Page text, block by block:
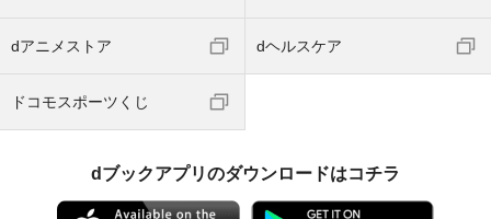
dアニメストア dヘルスケア
ドコモスポーツくじ
dブックアプリのダウンロードはコチラ